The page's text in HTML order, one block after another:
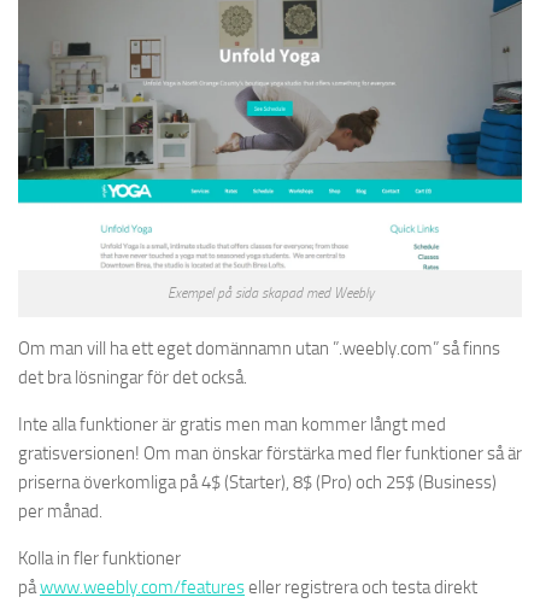
Exempel på sida skapad med Weebly
Om man vill ha ett eget domännamn utan ”.weebly.com” så finns
det bra lösningar för det också.
Inte alla funktioner är gratis men man kommer långt med
gratisversionen! Om man önskar förstärka med fler funktioner så är
priserna överkomliga på 4$ (Starter), 8$ (Pro) och 25$ (Business)
per månad.
Kolla in fler funktioner
påwww.weebly.com/featureseller registrera och testa direkt